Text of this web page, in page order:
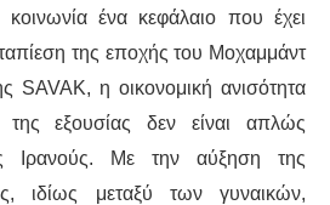
κοινωνία ένα κεφάλαιο που έχει
της εποχής του Μοχαμμάντ
SAVAK, η οικονομική ανισότητα
εξουσίας δεν είναι απλώς
Ιρανούς. Με την αύξηση της
ιδίως μεταξύ των γυναικών,